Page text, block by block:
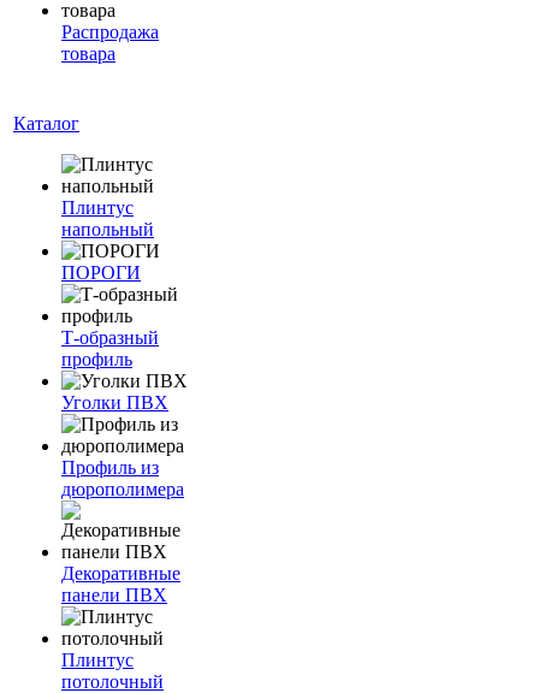
Распродажа
товара
Каталог
Плинтус
напольный
ПОРОГИ
Т-образный
профиль
Уголки ПВХ
Профиль из
дюрополимера
Декоративные
панели ПВХ
Плинтус
потолочный